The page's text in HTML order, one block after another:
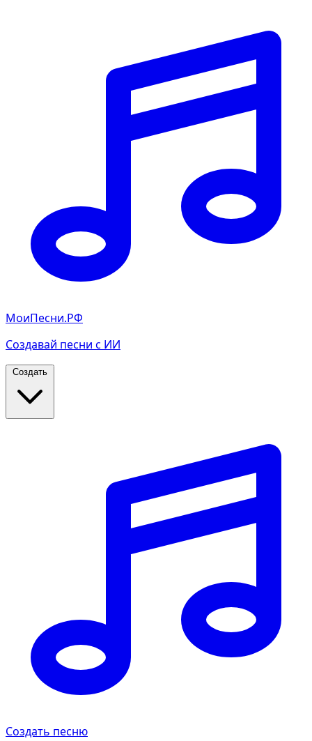
МоиПесни.РФ
Создавай песни с ИИ
Создать
Создать песню